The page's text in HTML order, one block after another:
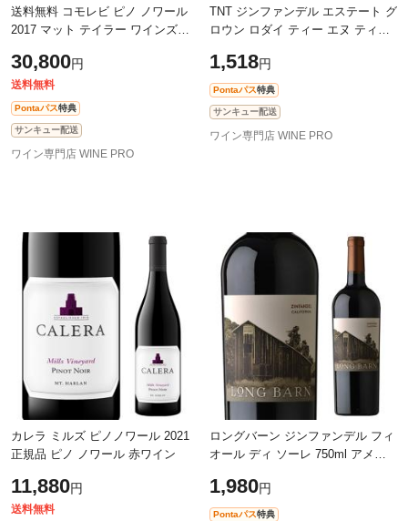
送料無料 コモレビ ピノ ノワール
2017 マット テイラー ワインズ
辛口 浜運
30,800円
送料無料
Pontaパス特典
サンキュー配送
ワイン専門店 WINE PRO
TNT ジンファンデル エステート グ
ロウン ロダイ ティー エヌ ティー
運
1,518円
Pontaパス特典
サンキュー配送
ワイン専門店 WINE PRO
カレラ ミルズ ピノノワール 2021
正規品 ピノ ノワール 赤ワイン
11,880円
送料無料
ロングバーン ジンファンデル フィ
オール ディ ソーレ 750ml アメリ
1,980円
Pontaパス特典